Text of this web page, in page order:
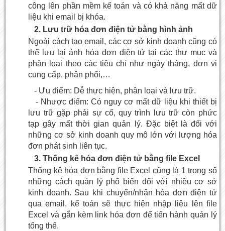
công lên phần mềm kế toán và có khả năng mất dữ
liệu khi email bị khóa.
2. Lưu trữ hóa đơn điện tử bằng hình ảnh
Ngoài cách tạo email, các cơ sở kinh doanh cũng có
thể lưu lại ảnh hóa đơn điện tử tại các thư mục và
phân loại theo các tiêu chí như ngày tháng, đơn vị
cung cấp, phân phối,…
- Ưu điểm: Dễ thực hiện, phân loại và lưu trữ.
- Nhược điểm: Có nguy cơ mất dữ liệu khi thiết bị
lưu trữ gặp phải sự cố, quy trình lưu trữ còn phức
tạp gây mất thời gian quản lý. Đặc biệt là đối với
những cơ sở kinh doanh quy mô lớn với lượng hóa
đơn phát sinh liên tục.
3. Thống kê hóa đơn điện tử bằng file Excel
Thống kê hóa đơn bằng file Excel cũng là 1 trong số
những cách quản lý phổ biến đối với nhiều cơ sở
kinh doanh. Sau khi chuyển/nhận hóa đơn điện tử
qua email, kế toán sẽ thực hiện nhập liệu lên file
Excel và gắn kèm link hóa đơn để tiến hành quản lý
tổng thể.